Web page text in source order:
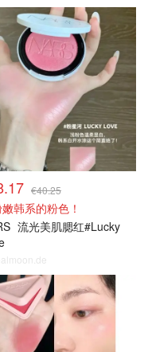
€40.25
韩系的粉色！
流光美肌腮红#Lucky